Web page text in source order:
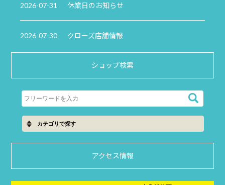
2026-07-31
休業日のお知らせ
2026-07-30 クローズ店舗情報
ショップ検索
アクセス情報